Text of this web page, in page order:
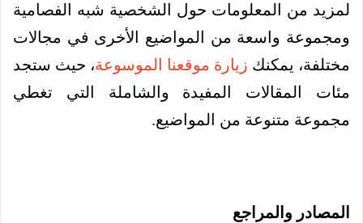
لمزيد من المعلومات حول الشخصية شبه الفصامية
ومجموعة واسعة من المواضيع الأخرى في مجالات
مختلفة، يمكنك زيارة موقعنا الموسوعة، حيث ستجد
مئات المقالات المفيدة والشاملة التي تغطي
مجموعة متنوعة من المواضيع.
المصادر والمراجع